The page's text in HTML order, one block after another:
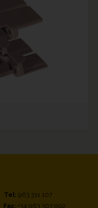
Tel: 963 311 107
Fax: +34 963 307 992